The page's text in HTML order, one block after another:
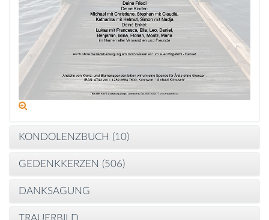
KONDOLENZBUCH (10)
GEDENKKERZEN (506)
DANKSAGUNG
TRAUERBILD